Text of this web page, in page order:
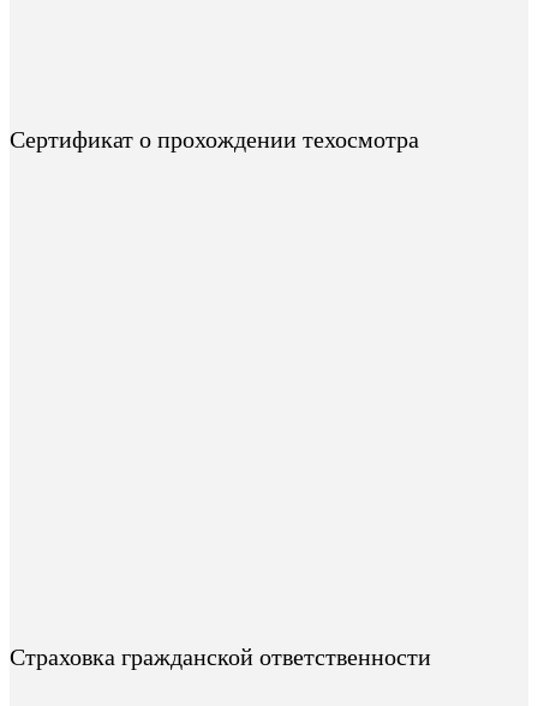
Сертификат о прохождении техосмотра
Страховка гражданской ответственности